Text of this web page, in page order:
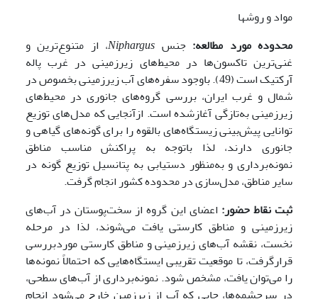
مواد و روشها
محدوده مورد مطالعه:جنس Niphargus، از متنوع‌ترین و
غنی‌ترین تاکسون‌ها در محیط‌های زیرزمینی در غرب پاله
آرکتیک است (49). باوجود سفره‌های آب زیرزمینی بخصوص در
شمال و غرب ایران، بررسی گروه‌های جانوری در محیط‌های
زیرزمینی به‌تازگی آغازشده است. ازآنجایی که مدل‌های توزیع
توانایی پیش‌بینی زیستگاه‌های بالقوه را برای گونه‌های گیاهی و
جانوری دارند، لذا باتوجه به پراکنش مناسب مناطق
نمونه‌برداری و به‌منظور دستیابی به پتانسیل توزیع گونه در
سایر مناطق، مدل‌سازی در محدوده کشور انجام گرفت.
ثبت نقاط حضور: اعضای این گروه از سخت‌پوستان در آب‌های
زیرزمینی و مناطق کارستی یافت می‌شوند، لذا در مرحله
نخست، نقشه آب‌های زیرزمینی و مناطق کارستی موردبررسی
قرارگرفت، تا موقعیت تقریبی ایستگاه‌هایی که احتمالاً نمونه‌ها
را می‌توان یافت، مشخص شود. نمونه‌برداری از آب‌های سطحی،
در سرچشمه‌ها، جایی که آب از زیرزمین خارج می‌شود انجام